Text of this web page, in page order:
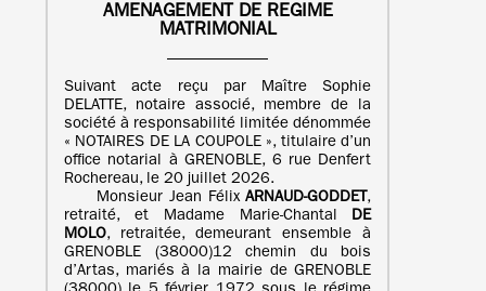
AMENAGEMENT DE REGIME
MATRIMONIAL
Suivant acte reçu par Maître Sophie
DELATTE, notaire associé, membre de la
société à responsabilité limitée dénommée
« NOTAIRES DE LA COUPOLE », titulaire d’un
office notarial à GRENOBLE, 6 rue Denfert
Rochereau, le 20 juillet 2026.
Monsieur Jean FélixARNAUD-GODDET ,
retraité, et Madame Marie-Chantal DE
MOLO, retraitée, demeurant ensemble à
GRENOBLE (38000)12 chemin du bois
d’Artas, mariés à la mairie de GRENOBLE